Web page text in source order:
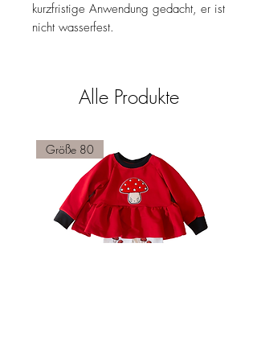
kurzfristige Anwendung gedacht, er ist
nicht wasserfest.
Alle Produkte
Größe 80